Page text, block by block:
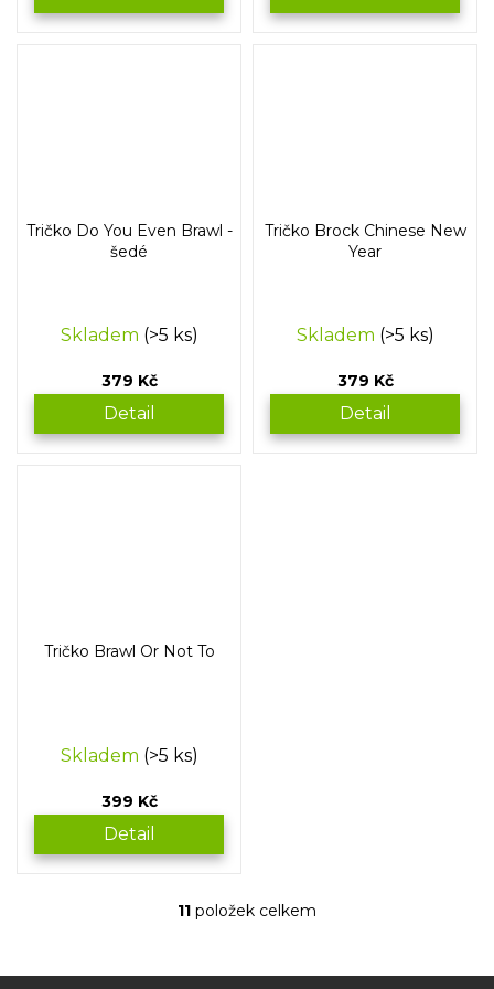
Tričko Do You Even Brawl -
šedé
Skladem (>5 ks)
379 Kč
Detail
Tričko Brock Chinese New
Year
Skladem (>5 ks)
379 Kč
Detail
Tričko Brawl Or Not To
Skladem (>5 ks)
399 Kč
Detail
O
á
11 položek celkem